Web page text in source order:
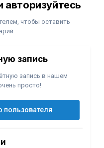
авторизуйтесь
чтобы оставить
запись
запись в нашем
просто!
пользователя